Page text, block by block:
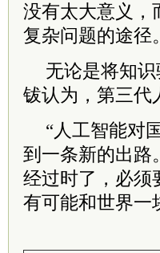
没有太大意义，
复杂问题的途径。
无论是将知
钹认为，第三代
“人工智能对
到一条新的出路
经过时了，必须
有可能和世界一